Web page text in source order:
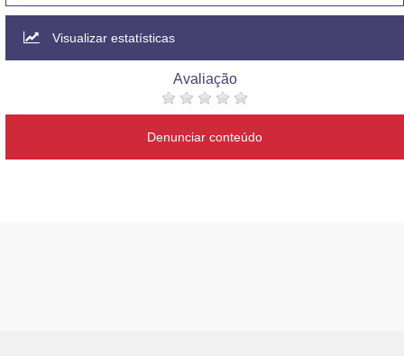
Visualizar estatísticas
Avaliação
Denunciar conteúdo